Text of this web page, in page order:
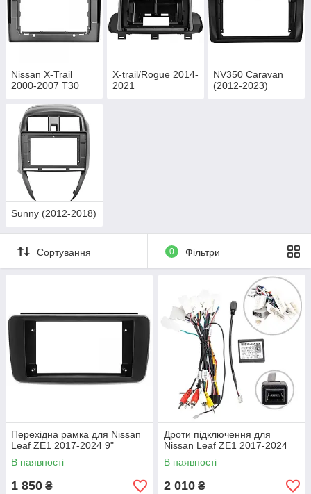
Nissan X-Trail
2000-2007 T30
X-trail/Rogue 2014-
2021
NV350 Caravan
(2012-2023)
Sunny (2012-2018)
Сортування 0 Фільтри
Перехідна рамка для Nissan
Leaf ZE1 2017-2024 9"
В наявності
1 850 ₴
Дроти підключення для
Nissan Leaf ZE1 2017-2024
В наявності
2 010 ₴